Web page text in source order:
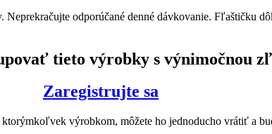
odporúčané denné dávkovanie. Fľaštičku
tieto výrobky s výnimočnou
Zaregistrujte sa
výrobkom, môžete ho jednoducho vrátiť a